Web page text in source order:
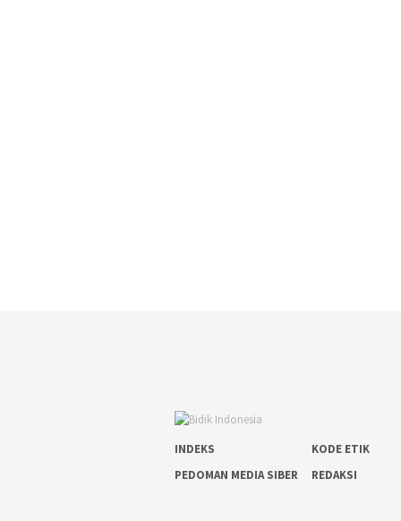
INDEKS
KODE ETIK
PEDOMAN MEDIA SIBER
REDAKSI